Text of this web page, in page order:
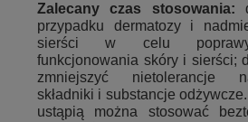
Zalecany czas stosowania:
przypadku dermatozy i
sierści w celu poprawy
funkcjonowania skóry i sierści;
zmniejszyć nietolerancje
składniki i substancje
ustąpią można stosować